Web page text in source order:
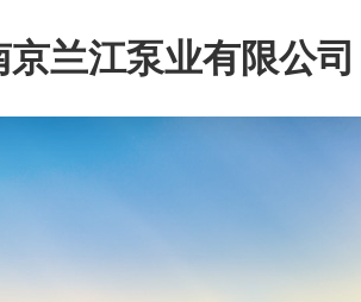
京兰江泵业有限公司